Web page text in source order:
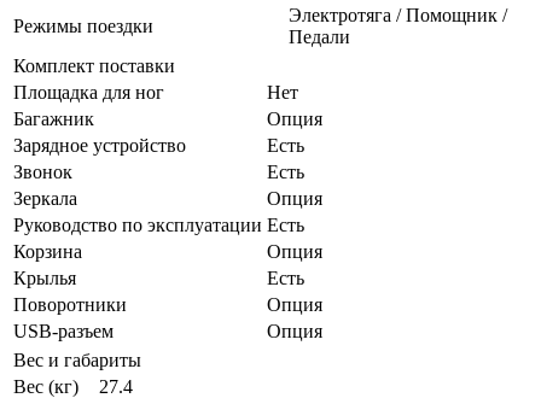
Режимы поездки
Электротяга / Помощник /
Педали
Комплект поставки
Площадка для ног
Нет
Багажник
Опция
Зарядное устройство
Есть
Звонок
Есть
Зеркала
Опция
Руководство по эксплуатации Есть
Корзина
Опция
Крылья
Есть
Поворотники
Опция
USB-разъем
Опция
Вес и габариты
Вес (кг)
27.4